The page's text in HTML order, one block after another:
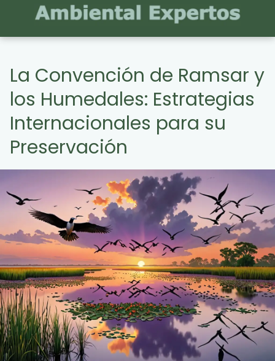
La Convención de Ramsar y
los Humedales: Estrategias
Internacionales para su
Preservación